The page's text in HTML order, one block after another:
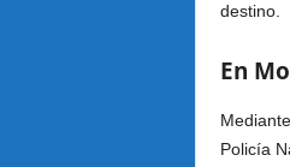
destino.
En
Policía